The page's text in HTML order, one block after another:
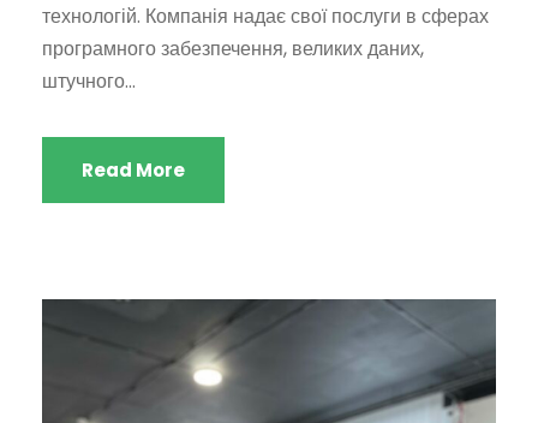
технологій. Компанія надає свої послуги в сферах
програмного забезпечення, великих даних,
штучного...
Read More